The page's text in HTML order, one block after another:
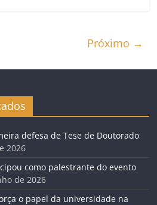
Próximo →
defesa de Tese de Doutorado
2026
como palestrante do evento
de 2026
o papel da universidade na